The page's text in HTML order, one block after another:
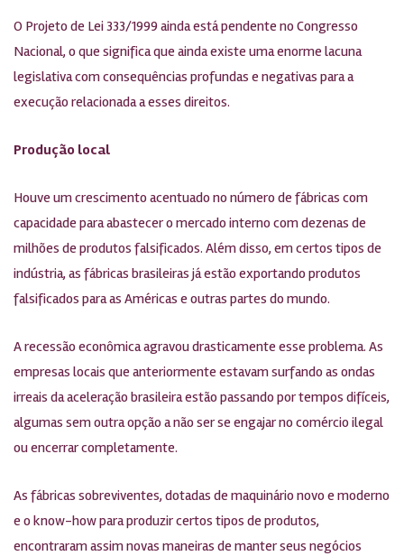
O Projeto de Lei 333/1999 ainda está pendente no Congresso
Nacional, o que significa que ainda existe uma enorme lacuna
legislativa com consequências profundas e negativas para a
execução relacionada a esses direitos.
Produção local
Houve um crescimento acentuado no número de fábricas com
capacidade para abastecer o mercado interno com dezenas de
milhões de produtos falsificados. Além disso, em certos tipos de
indústria, as fábricas brasileiras já estão exportando produtos
falsificados para as Américas e outras partes do mundo.
A recessão econômica agravou drasticamente esse problema. As
empresas locais que anteriormente estavam surfando as ondas
irreais da aceleração brasileira estão passando por tempos difíceis,
algumas sem outra opção a não ser se engajar no comércio ilegal
ou encerrar completamente.
As fábricas sobreviventes, dotadas de maquinário novo e moderno
e o know-how para produzir certos tipos de produtos,
encontraram assim novas maneiras de manter seus negócios